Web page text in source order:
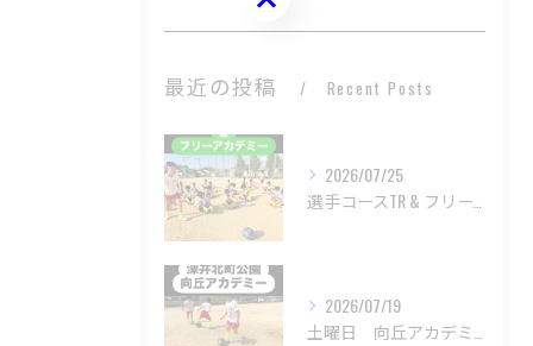
最近の投稿 Recent Posts
2026/07/25
選手コースTR & フリーアカデミー
2026/07/19
土曜日 向丘アカデミー